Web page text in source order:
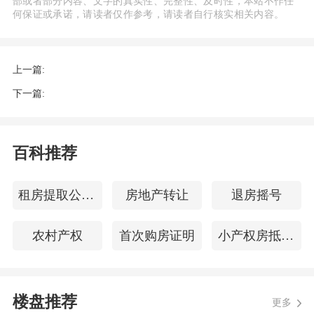
限公司是一家专注于房
域阳光·天玺项目位于海口市秀英区长海
40年产权的海景大平层产品，建筑面积约
序，更可能因缺乏必要的监管环节埋下质
何保证或承诺，请读者仅作参考，请读者自行核实相关内容。
上一篇:
下一篇:
百科推荐
租房提取公积金 房地产转让 退房摇号
农村产权 首次购房证明 小产权房抵押贷款
楼盘推荐 更多